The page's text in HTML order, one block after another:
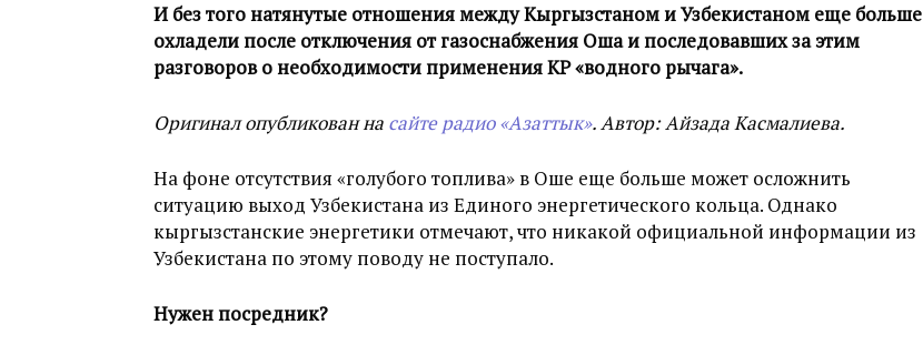
И без того натянутые отношения между Кыргызстаном и Узбекистаном еще больше
охладели после отключения от газоснабжения Оша и последовавших за этим
разговоров о необходимости применения КР «водного рычага».
Оригинал опубликован на сайте радио «Азаттык». Автор: Айзада Касмалиева.
На фоне отсутствия «голубого топлива» в Оше еще больше может осложнить
ситуацию выход Узбекистана из Единого энергетического кольца. Однако
кыргызстанские энергетики отмечают, что никакой официальной информации из
Узбекистана по этому поводу не поступало.
Нужен посредник?